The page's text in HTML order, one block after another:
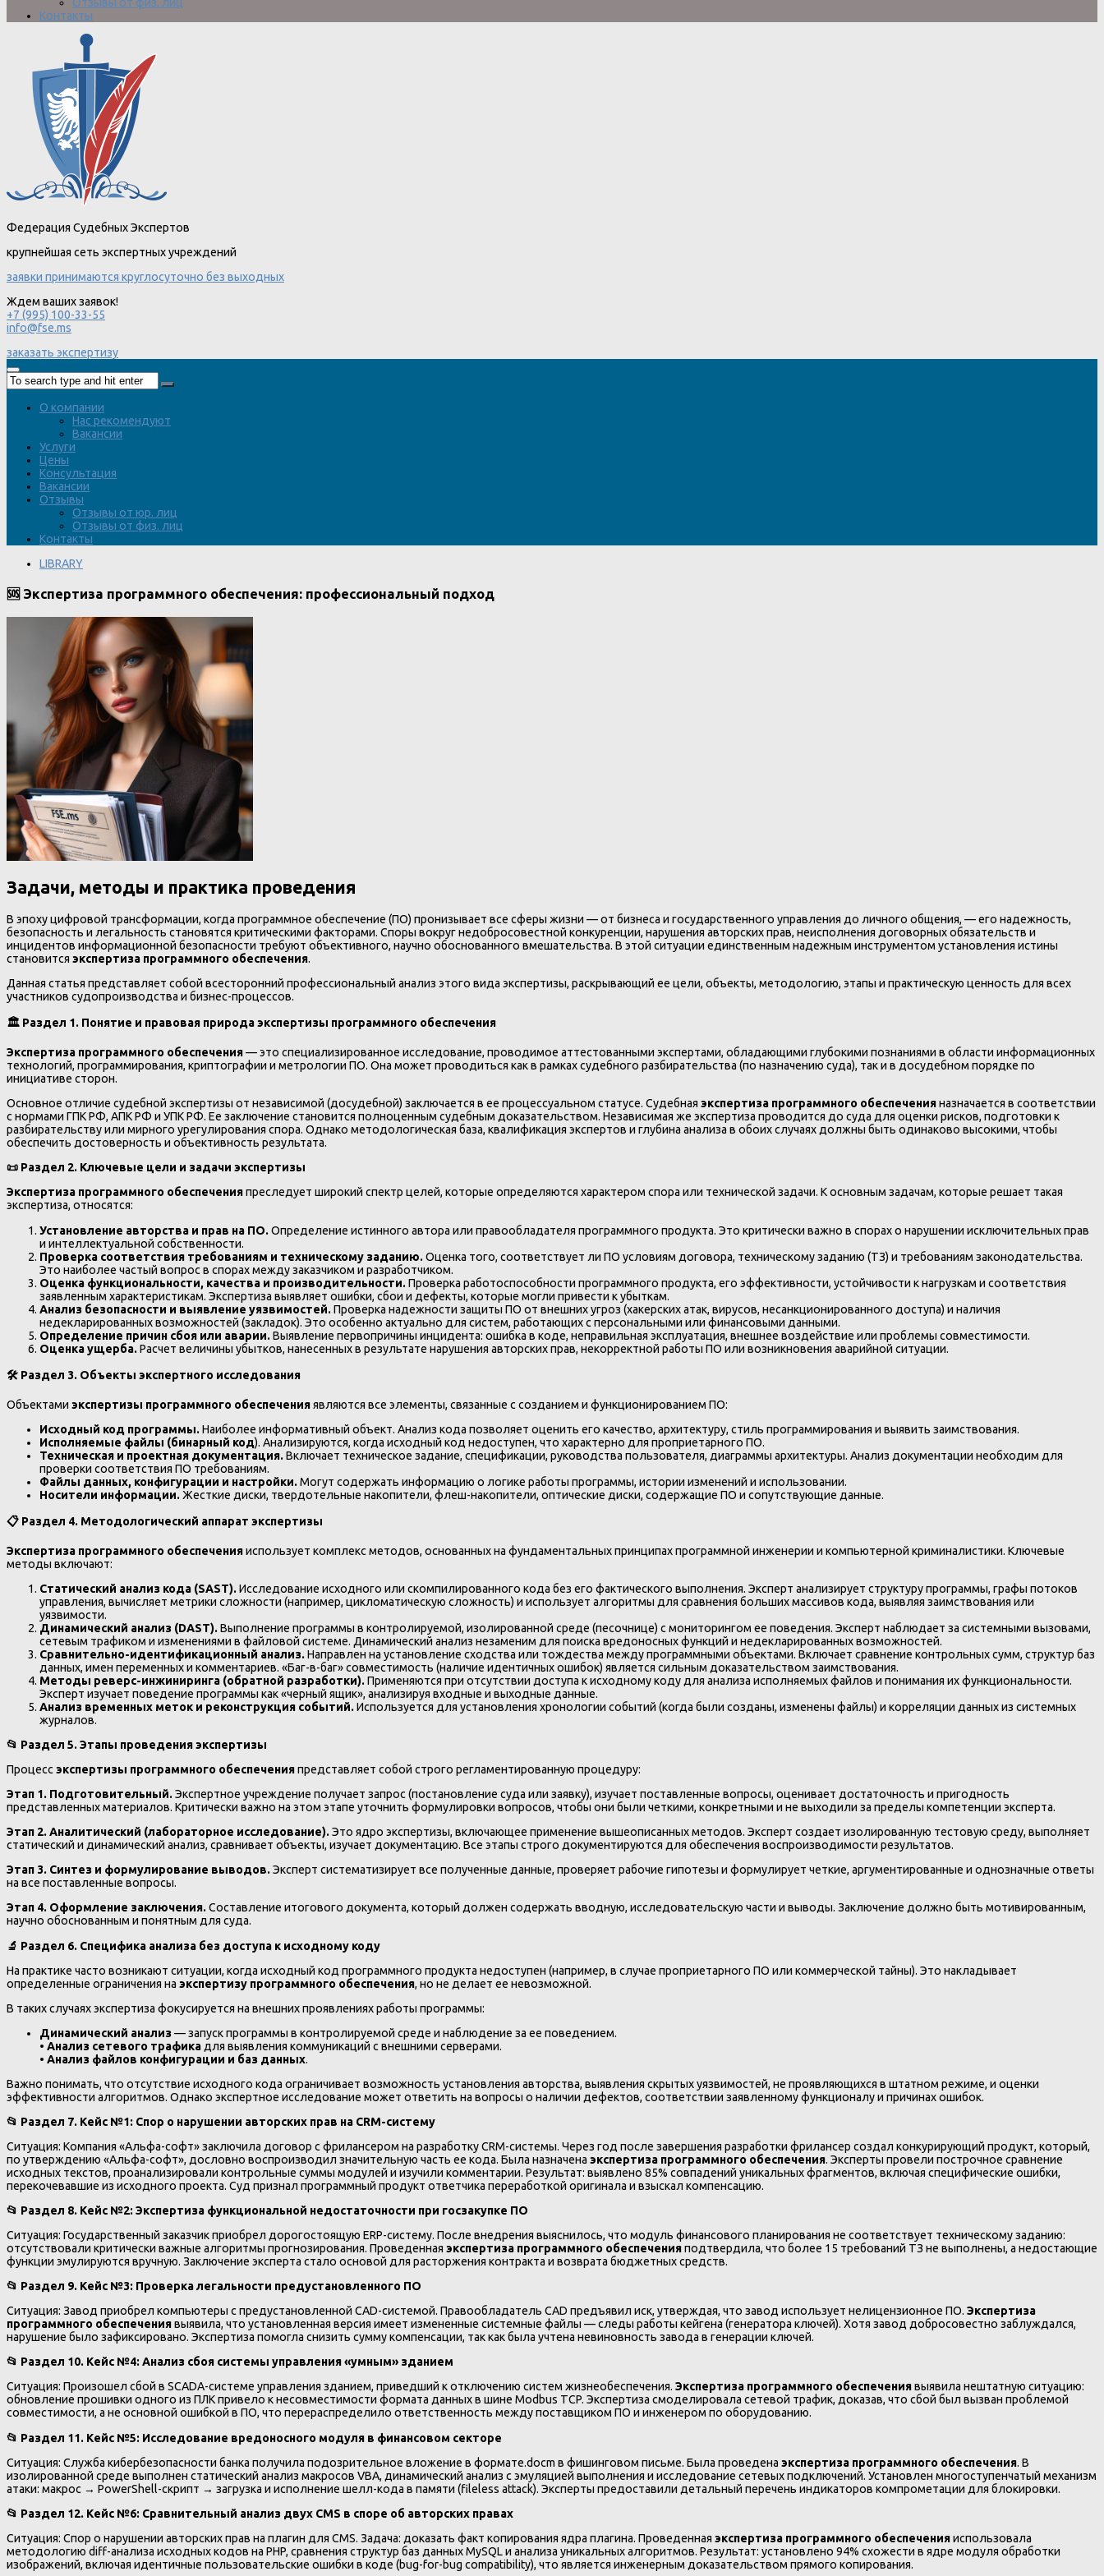
Отзывы от физ. лиц
Контакты
Федерация Судебных Экспертов
крупнейшая сеть экспертных учреждений
заявки принимаются круглосуточно без выходных
Ждем ваших заявок!
+7 (995) 100-33-55
info@fse.ms
заказать экспертизу
О компании
Нас рекомендуют
Вакансии
Услуги
Цены
Консультация
Вакансии
Отзывы
Отзывы от юр. лиц
Отзывы от физ. лиц
Контакты
LIBRARY
🆘 Экспертиза программного обеспечения: профессиональный подход
Задачи, методы и практика проведения
В эпоху цифровой трансформации, когда программное обеспечение (ПО) пронизывает все сферы жизни — от бизнеса и государственного управления до личного общения, — его надежность,
безопасность и легальность становятся критическими факторами. Споры вокруг недобросовестной конкуренции, нарушения авторских прав, неисполнения договорных обязательств и
инцидентов информационной безопасности требуют объективного, научно обоснованного вмешательства. В этой ситуации единственным надежным инструментом установления истины
становится экспертиза программного обеспечения.
Данная статья представляет собой всесторонний профессиональный анализ этого вида экспертизы, раскрывающий ее цели, объекты, методологию, этапы и практическую ценность для всех
участников судопроизводства и бизнес-процессов.
🏛️ Раздел 1. Понятие и правовая природа экспертизы программного обеспечения
Экспертиза программного обеспечения— это специализированное исследование, проводимое аттестованными экспертами, обладающими глубокими познаниями в области информационных
технологий, программирования, криптографии и метрологии ПО. Она может проводиться как в рамках судебного разбирательства (по назначению суда), так и в досудебном порядке по
инициативе сторон.
Основное отличие судебной экспертизы от независимой (досудебной) заключается в ее процессуальном статусе. Судебная экспертиза программного обеспеченияназначается в соответствии
с нормами ГПК РФ, АПК РФ и УПК РФ. Ее заключение становится полноценным судебным доказательством. Независимая же экспертиза проводится до суда для оценки рисков, подготовки к
разбирательству или мирного урегулирования спора. Однако методологическая база, квалификация экспертов и глубина анализа в обоих случаях должны быть одинаково высокими, чтобы
обеспечить достоверность и объективность результата.
📜 Раздел 2. Ключевые цели и задачи экспертизы
Экспертиза программного обеспеченияпреследует широкий спектр целей, которые определяются характером спора или технической задачи. К основным задачам, которые решает такая
экспертиза, относятся:
Установление авторства и прав на ПО.Определение истинного автора или правообладателя программного продукта. Это критически важно в спорах о нарушении исключительных прав
и интеллектуальной собственности.
Проверка соответствия требованиям и техническому заданию.Оценка того, соответствует ли ПО условиям договора, техническому заданию (ТЗ) и требованиям законодательства.
Это наиболее частый вопрос в спорах между заказчиком и разработчиком.
Оценка функциональности, качества и производительности.Проверка работоспособности программного продукта, его эффективности, устойчивости к нагрузкам и соответствия
заявленным характеристикам. Экспертиза выявляет ошибки, сбои и дефекты, которые могли привести к убыткам.
Анализ безопасности и выявление уязвимостей.Проверка надежности защиты ПО от внешних угроз (хакерских атак, вирусов, несанкционированного доступа) и наличия
недекларированных возможностей (закладок). Это особенно актуально для систем, работающих с персональными или финансовыми данными.
Определение причин сбоя или аварии.Выявление первопричины инцидента: ошибка в коде, неправильная эксплуатация, внешнее воздействие или проблемы совместимости.
Оценка ущерба.Расчет величины убытков, нанесенных в результате нарушения авторских прав, некорректной работы ПО или возникновения аварийной ситуации.
🛠️ Раздел 3. Объекты экспертного исследования
Объектами экспертизы программного обеспеченияявляются все элементы, связанные с созданием и функционированием ПО:
Исходный код программы.Наиболее информативный объект. Анализ кода позволяет оценить его качество, архитектуру, стиль программирования и выявить заимствования.
Исполняемые файлы (бинарный код). Анализируются, когда исходный код недоступен, что характерно для проприетарного ПО.
Техническая и проектная документация.Включает техническое задание, спецификации, руководства пользователя, диаграммы архитектуры. Анализ документации необходим для
проверки соответствия ПО требованиям.
Файлы данных, конфигурации и настройки.Могут содержать информацию о логике работы программы, истории изменений и использовании.
Носители информации.Жесткие диски, твердотельные накопители, флеш-накопители, оптические диски, содержащие ПО и сопутствующие данные.
📋 Раздел 4. Методологический аппарат экспертизы
Экспертиза программного обеспеченияиспользует комплекс методов, основанных на фундаментальных принципах программной инженерии и компьютерной криминалистики. Ключевые
методы включают:
Статический анализ кода (SAST).Исследование исходного или скомпилированного кода без его фактического выполнения. Эксперт анализирует структуру программы, графы потоков
управления, вычисляет метрики сложности (например, цикломатическую сложность) и использует алгоритмы для сравнения больших массивов кода, выявляя заимствования или
уязвимости.
Динамический анализ (DAST).Выполнение программы в контролируемой, изолированной среде (песочнице) с мониторингом ее поведения. Эксперт наблюдает за системными вызовами,
сетевым трафиком и изменениями в файловой системе. Динамический анализ незаменим для поиска вредоносных функций и недекларированных возможностей.
Сравнительно-идентификационный анализ.Направлен на установление сходства или тождества между программными объектами. Включает сравнение контрольных сумм, структур баз
данных, имен переменных и комментариев. «Баг-в-баг» совместимость (наличие идентичных ошибок) является сильным доказательством заимствования.
Методы реверс-инжиниринга (обратной разработки).Применяются при отсутствии доступа к исходному коду для анализа исполняемых файлов и понимания их функциональности.
Эксперт изучает поведение программы как «черный ящик», анализируя входные и выходные данные.
Анализ временных меток и реконструкция событий.Используется для установления хронологии событий (когда были созданы, изменены файлы) и корреляции данных из системных
журналов.
📂 Раздел 5. Этапы проведения экспертизы
Процесс экспертизы программного обеспеченияпредставляет собой строго регламентированную процедуру:
Этап 1. Подготовительный.Экспертное учреждение получает запрос (постановление суда или заявку), изучает поставленные вопросы, оценивает достаточность и пригодность
представленных материалов. Критически важно на этом этапе уточнить формулировки вопросов, чтобы они были четкими, конкретными и не выходили за пределы компетенции эксперта.
Этап 2. Аналитический (лабораторное исследование).Это ядро экспертизы, включающее применение вышеописанных методов. Эксперт создает изолированную тестовую среду, выполняет
статический и динамический анализ, сравнивает объекты, изучает документацию. Все этапы строго документируются для обеспечения воспроизводимости результатов.
Этап 3. Синтез и формулирование выводов.Эксперт систематизирует все полученные данные, проверяет рабочие гипотезы и формулирует четкие, аргументированные и однозначные ответы
на все поставленные вопросы.
Этап 4. Оформление заключения.Составление итогового документа, который должен содержать вводную, исследовательскую части и выводы. Заключение должно быть мотивированным,
научно обоснованным и понятным для суда.
🔬 Раздел 6. Специфика анализа без доступа к исходному коду
На практике часто возникают ситуации, когда исходный код программного продукта недоступен (например, в случае проприетарного ПО или коммерческой тайны). Это накладывает
определенные ограничения на экспертизу программного обеспечения, но не делает ее невозможной.
В таких случаях экспертиза фокусируется на внешних проявлениях работы программы:
Динамический анализ— запуск программы в контролируемой среде и наблюдение за ее поведением.
• Анализ сетевого трафика для выявления коммуникаций с внешними серверами.
• Анализ файлов конфигурации и баз данных.
Важно понимать, что отсутствие исходного кода ограничивает возможность установления авторства, выявления скрытых уязвимостей, не проявляющихся в штатном режиме, и оценки
эффективности алгоритмов. Однако экспертное исследование может ответить на вопросы о наличии дефектов, соответствии заявленному функционалу и причинах ошибок.
📂 Раздел 7. Кейс №1: Спор о нарушении авторских прав на CRM-систему
Ситуация: Компания «Альфа-софт» заключила договор с фрилансером на разработку CRM-системы. Через год после завершения разработки фрилансер создал конкурирующий продукт, который,
по утверждению «Альфа-софт», дословно воспроизводил значительную часть ее кода. Была назначена экспертиза программного обеспечения. Эксперты провели построчное сравнение
исходных текстов, проанализировали контрольные суммы модулей и изучили комментарии. Результат: выявлено 85% совпадений уникальных фрагментов, включая специфические ошибки,
перекочевавшие из исходного проекта. Суд признал программный продукт ответчика переработкой оригинала и взыскал компенсацию.
📂 Раздел 8. Кейс №2: Экспертиза функциональной недостаточности при госзакупке ПО
Ситуация: Государственный заказчик приобрел дорогостоящую ERP-систему. После внедрения выяснилось, что модуль финансового планирования не соответствует техническому заданию:
отсутствовали критически важные алгоритмы прогнозирования. Проведенная экспертиза программного обеспеченияподтвердила, что более 15 требований ТЗ не выполнены, а недостающие
функции эмулируются вручную. Заключение эксперта стало основой для расторжения контракта и возврата бюджетных средств.
📂 Раздел 9. Кейс №3: Проверка легальности предустановленного ПО
Ситуация: Завод приобрел компьютеры с предустановленной CAD-системой. Правообладатель CAD предъявил иск, утверждая, что завод использует нелицензионное ПО. Экспертиза
программного обеспечениявыявила, что установленная версия имеет измененные системные файлы — следы работы кейгена (генератора ключей). Хотя завод добросовестно заблуждался,
нарушение было зафиксировано. Экспертиза помогла снизить сумму компенсации, так как была учтена невиновность завода в генерации ключей.
📂 Раздел 10. Кейс №4: Анализ сбоя системы управления «умным» зданием
Ситуация: Произошел сбой в SCADA-системе управления зданием, приведший к отключению систем жизнеобеспечения. Экспертиза программного обеспечениявыявила нештатную ситуацию:
обновление прошивки одного из ПЛК привело к несовместимости формата данных в шине Modbus TCP. Экспертиза смоделировала сетевой трафик, доказав, что сбой был вызван проблемой
совместимости, а не основной ошибкой в ПО, что перераспределило ответственность между поставщиком ПО и инженером по оборудованию.
📂 Раздел 11. Кейс №5: Исследование вредоносного модуля в финансовом секторе
Ситуация: Служба кибербезопасности банка получила подозрительное вложение в формате.docm в фишинговом письме. Была проведена экспертиза программного обеспечения. В
изолированной среде выполнен статический анализ макросов VBA, динамический анализ с эмуляцией выполнения и исследование сетевых подключений. Установлен многоступенчатый механизм
атаки: макрос → PowerShell-скрипт → загрузка и исполнение шелл-кода в памяти (fileless attack). Эксперты предоставили детальный перечень индикаторов компрометации для блокировки.
📂 Раздел 12. Кейс №6: Сравнительный анализ двух CMS в споре об авторских правах
Ситуация: Спор о нарушении авторских прав на плагин для CMS. Задача: доказать факт копирования ядра плагина. Проведенная экспертиза программного обеспеченияиспользовала
методологию diff-анализа исходных кодов на PHP, сравнения структур баз данных MySQL и анализа уникальных алгоритмов. Результат: установлено 94% схожести в ядре модуля обработки
изображений, включая идентичные пользовательские ошибки в коде (bug-for-bug compatibility), что является инженерным доказательством прямого копирования.